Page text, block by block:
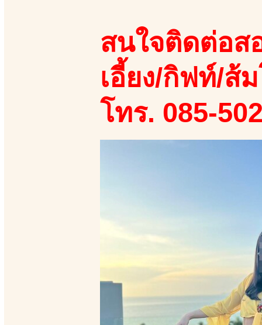
สนใจติดต่อส
เอี้ยง/กิฟท์/ส้
โทร. 085-